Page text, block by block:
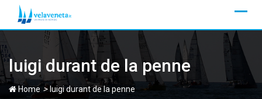
luigi durant de la penne
Home > luigi durant de la penne